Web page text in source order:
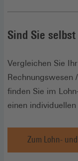
Sind Sie
Vergleichen Sie
Rechnungswesen
finden Sie im
einen
Zum Lohn-